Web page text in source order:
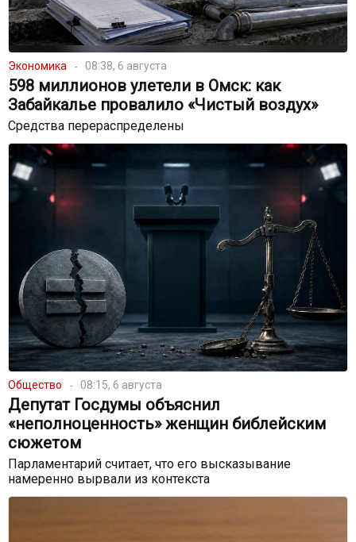
Экономика 08:38, 6 августа
598 миллионов улетели в Омск: как
Забайкалье провалило «Чистый воздух»
Средства перераспределены
Общество 08:15, 6 августа
Депутат Госдумы объяснил
«неполноценность» женщин библейским
сюжетом
Парламентарий считает, что его высказывание
намеренно вырвали из контекста